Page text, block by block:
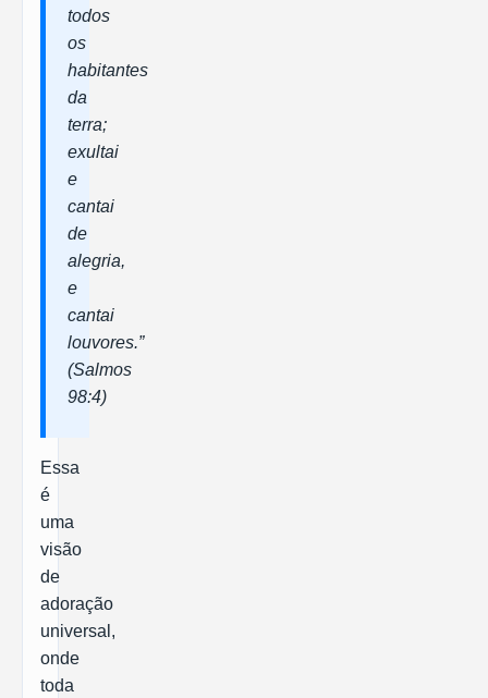
todos
os
habitantes
da
terra;
exultai
e
cantai
de
alegria,
e
cantai
louvores.”
(Salmos
98:4)
Essa
é
uma
visão
de
adoração
universal,
onde
toda